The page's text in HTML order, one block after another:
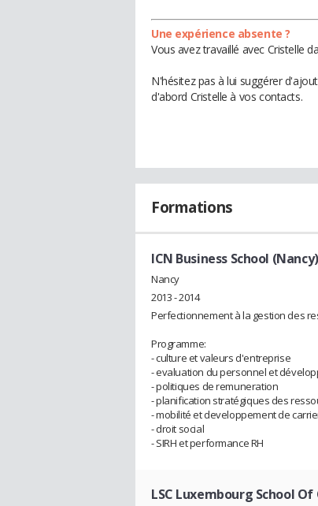
Une expérience absente ?
Vous avez travaillé avec Cristelle
N'hésitez pas à lui suggérer
d'abord Cristelle à vos contacts.
Formations
ICN Business School (Nancy)
Nancy
2013 - 2014
Perfectionnement à la gestion des
Programme:
- culture et valeurs d'entreprise
- evaluation du personnel et
- politiques de remuneration
- planification stratégiques des
- mobilité et developpement de
- droit social
- SIRH et performance RH
LSC Luxembourg School